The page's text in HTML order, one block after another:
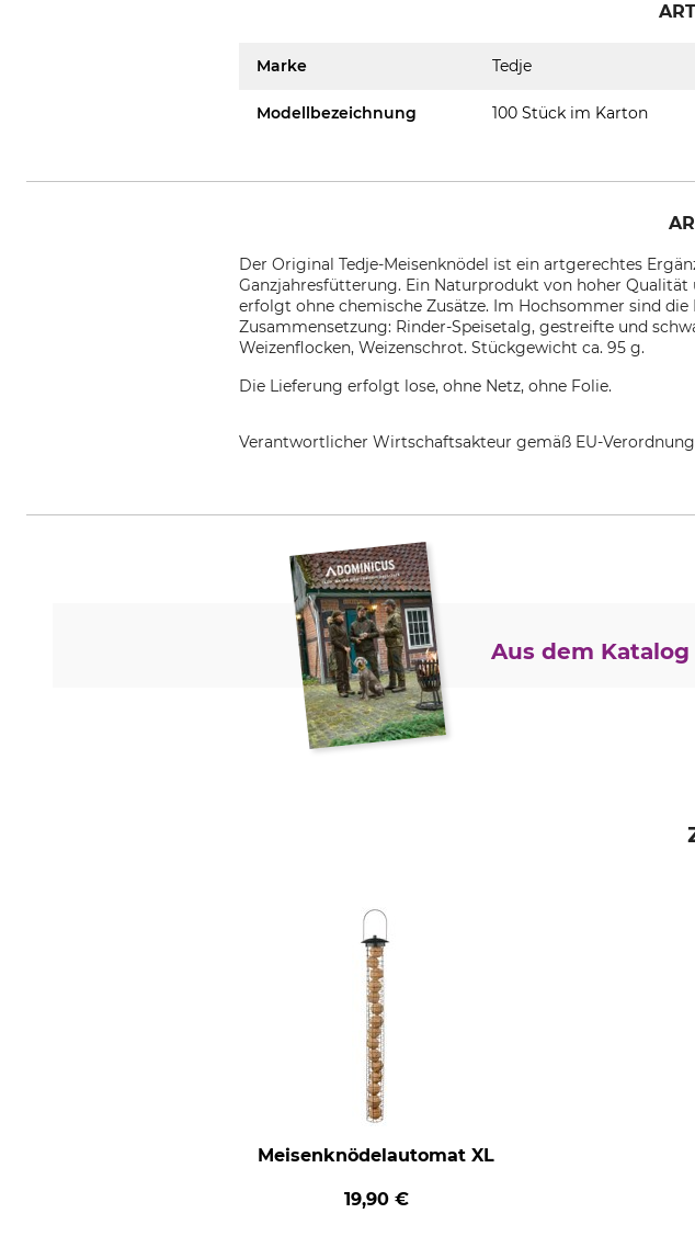
Marke Tedje
Modellbezeichnung 100 Stück im Karton
Der Original Tedje-Meisenknödel ist ein artgerechtes
Ganzjahresfütterung. Ein Naturprodukt von hoher
erfolgt ohne chemische Zusätze. Im Hochsommer sind
Zusammensetzung: Rinder-Speisetalg, gestreifte und
Weizenflocken, Weizenschrot. Stückgewicht ca. 95 g.
Die Lieferung erfolgt lose, ohne Netz, ohne Folie.
Verantwortlicher Wirtschaftsakteur gemäß EU-Verordnung
Aus dem Katalog
Meisenknödelautomat XL
19,90 €